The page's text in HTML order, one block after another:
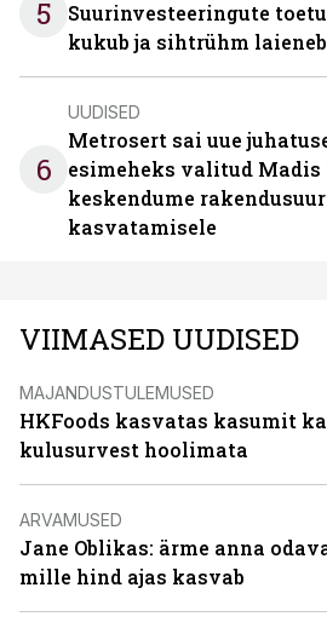
5
Suurinvesteeringute
kukub ja sihtrühm laieneb
6
UUDISED
Metrosert sai uue
esimeheks valitud Madis
keskendume
kasvatamisele
VIIMASED UUDISED
MAJANDUSTULEMUSED
HKFoods kasvatas kasumit
kulusurvest hoolimata
ARVAMUSED
Jane Oblikas: ärme anna
mille hind ajas kasvab